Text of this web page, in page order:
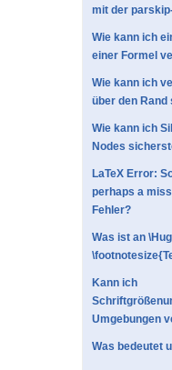
mit der
Wie kann ich
einer Formel
Wie kann ich
über den Rand
Wie kann ich
Nodes
LaTeX Error:
perhaps a
Fehler?
Was ist an
Kann ich
Umgebungen
Was bedeutet